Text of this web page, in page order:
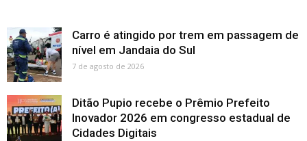
Carro é atingido por trem em passagem de
nível em Jandaia do Sul
7 de agosto de 2026
Ditão Pupio recebe o Prêmio Prefeito
Inovador 2026 em congresso estadual de
Cidades Digitais